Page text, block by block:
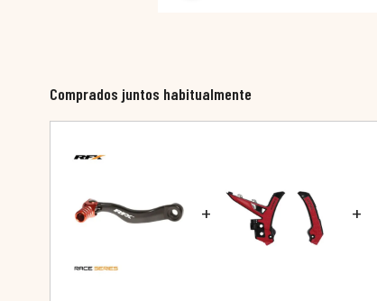
Comprados juntos habitualmente
+ +